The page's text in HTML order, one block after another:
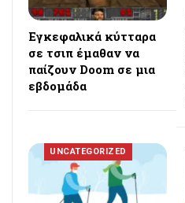
Εγκεφαλικά κύτταρα
σε τσιπ έμαθαν να
παίζουν Doom σε μια
εβδομάδα
UNCATEGORIZED